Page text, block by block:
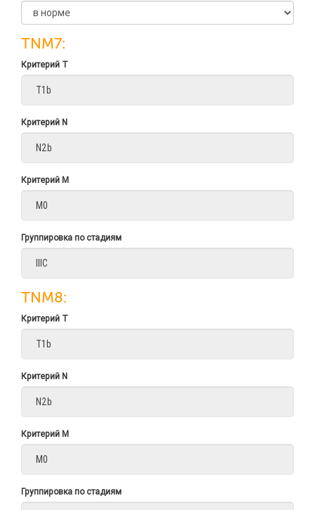
TNM7:
Критерий Т
Критерий N
Критерий M
Группировка по стадиям
TNM8:
Критерий Т
Критерий N
Критерий M
Группировка по стадиям